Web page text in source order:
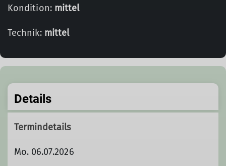
Kondition: mittel
Technik: mittel
Details
Termindetails
Mo. 06.07.2026